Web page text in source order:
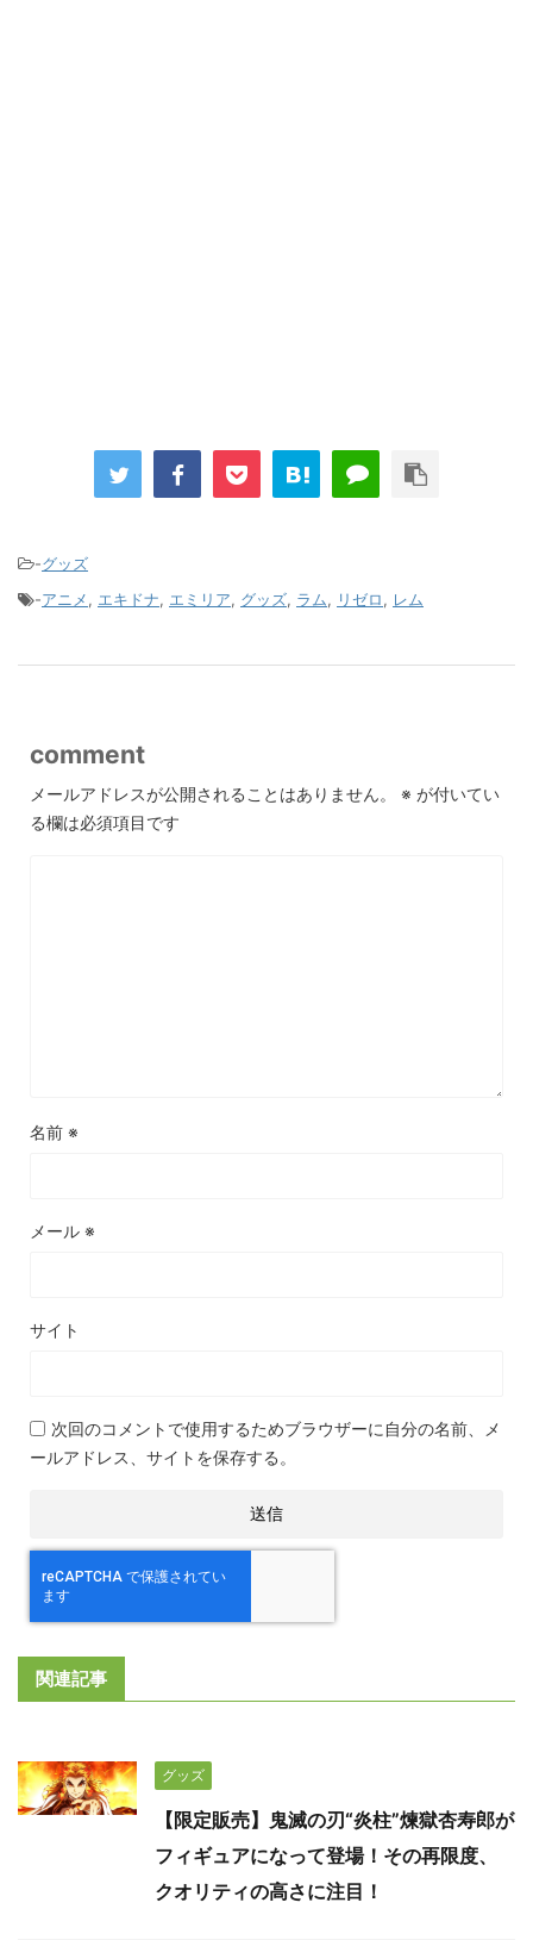
-グッズ
-アニメ, エキドナ, エミリア, グッズ, ラム, リゼロ, レム
comment
メールアドレスが公開されることはありません。 ※ が付いてい
る欄は必須項目です
名前 ※
メール ※
サイト
次回のコメントで使用するためブラウザーに自分の名前、メ
ールアドレス、サイトを保存する。
関連記事
グッズ
【限定販売】鬼滅の刃“炎柱”煉獄杏寿郎が
フィギュアになって登場！その再限度、
クオリティの高さに注目！